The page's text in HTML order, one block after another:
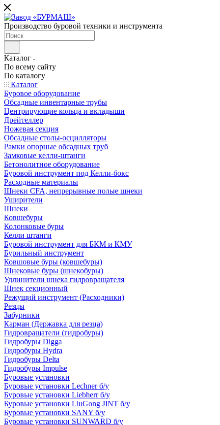
Производство буровой техники и инструмента
Каталог
По всему сайту
По каталогу
Каталог
Буровое оборудование
Обсадные инвентарные трубы
Центрирующие кольца и вкладыши
Дрейтеллер
Ножевая секция
Обсадные столы-осцилляторы
Рамки опорные обсадных труб
Замковые келли-штанги
Бетонолитное оборудование
Буровой инструмент под Келли-бокс
Расходные материалы
Шнеки CFA, непрерывные полые шнеки
Уширители
Шнеки
Ковшебуры
Колонковые буры
Келли штанги
Буровой инструмент для БКМ и КМУ
Бурильный инструмент
Ковшовые буры (ковшебуры)
Шнековые буры (шнекобуры)
Удлинители шнека гидровращателя
Шнек секционный
Режущий инструмент (Расходники)
Резцы
Забурники
Карман (Державка для резца)
Гидровращатели (гидробуры)
Гидробуры Digga
Гидробуры Hydra
Гидробуры Delta
Гидробуры Impulse
Буровые установки
Буровые установки Lechner б/у
Буровые установки Liebherr б/у
Буровые установки LiuGong JINT б/у
Буровые установки SANY б/у
Буровые установки SUNWARD б/у